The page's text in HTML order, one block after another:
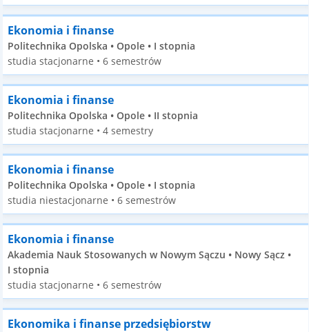
Ekonomia i finanse
Politechnika Opolska • Opole • I stopnia
studia stacjonarne • 6 semestrów
Ekonomia i finanse
Politechnika Opolska • Opole • II stopnia
studia stacjonarne • 4 semestry
Ekonomia i finanse
Politechnika Opolska • Opole • I stopnia
studia niestacjonarne • 6 semestrów
Ekonomia i finanse
Akademia Nauk Stosowanych w Nowym Sączu • Nowy Sącz •
I stopnia
studia stacjonarne • 6 semestrów
Ekonomika i finanse przedsiębiorstw